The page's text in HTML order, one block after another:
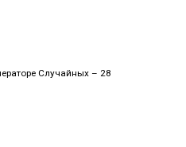
Случайных – 28